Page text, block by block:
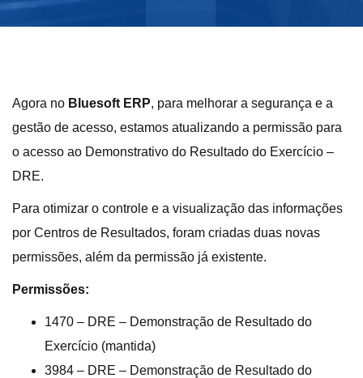
Agora no Bluesoft ERP, para melhorar a segurança e a
gestão de acesso, estamos atualizando a permissão para
o acesso ao Demonstrativo do Resultado do Exercício –
DRE.
Para otimizar o controle e a visualização das informações
por Centros de Resultados, foram criadas duas novas
permissões, além da permissão já existente.
Permissões:
1470 – DRE – Demonstração de Resultado do
Exercício (mantida)
3984 – DRE – Demonstração de Resultado do